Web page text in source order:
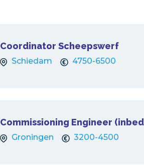
Coordinator Scheepswerf
Schiedam 4750-6500
Commissioning Engineer
Groningen 3200-4500